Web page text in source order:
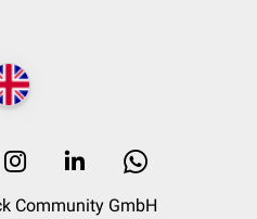
Community GmbH